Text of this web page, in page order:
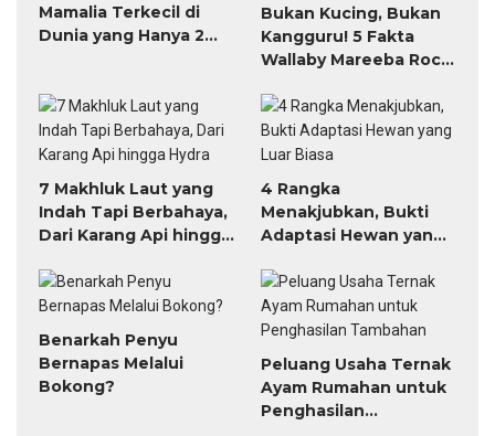
Mamalia Terkecil di
Dunia yang Hanya 2
Bukan Kucing, Bukan
Kangguru! 5 Fakta
Wallaby Mareeba Rock
Mencengangkan
7 Makhluk Laut yang
Indah Tapi Berbahaya,
Dari Karang Api hingga
4 Rangka
Menakjubkan, Bukti
Adaptasi Hewan yang
Benarkah Penyu
Bernapas Melalui
Bokong?
Peluang Usaha Ternak
Ayam Rumahan untuk
Penghasilan